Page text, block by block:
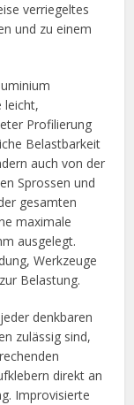
verriegeltes
und zu einem
leicht,
Profilierung
Belastbarkeit
auch von der
Sprossen und
gesamten
maximale
ausgelegt.
Werkzeuge
Belastung.
denkbaren
zulässig sind,
direkt an
Improvisierte